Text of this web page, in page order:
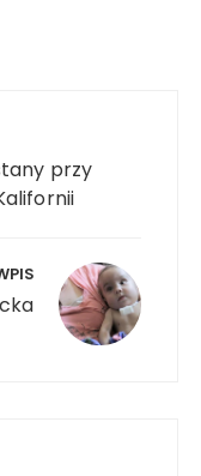
przy